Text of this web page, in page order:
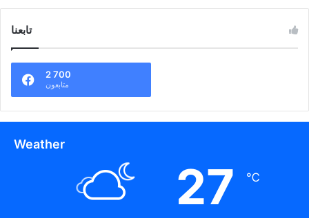
تابعنا
2 700
متابعون
Weather
27 ℃